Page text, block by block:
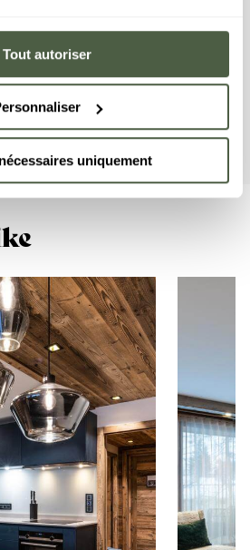
Tout autoriser
uniquement
The living area features a
a fully equipped kitchen and a
coffee machine, kitchen
utensils, etc.